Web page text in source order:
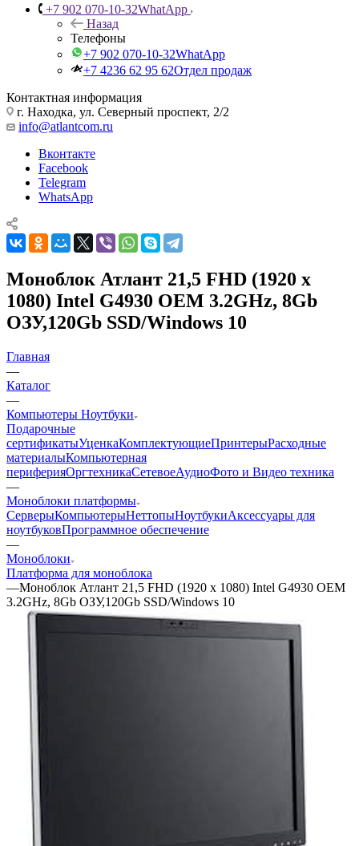
+7 902 070-10-32WhatApp
Назад
Телефоны
+7 902 070-10-32WhatApp
+7 4236 62 95 62Отдел продаж
Контактная информация
г. Находка, ул. Северный проспект, 2/2
info@atlantcom.ru
Вконтакте
Facebook
Telegram
WhatsApp
Моноблок Атлант 21,5 FHD (1920 x
1080) Intel G4930 OEM 3.2GHz, 8Gb
ОЗУ,120Gb SSD/Windows 10
Главная
—
Каталог
—
Компьютеры Ноутбуки
Подарочные
сертификатыУценкаКомплектующиеПринтерыРасходные
материалыКомпьютерная
периферияОргтехникаСетевоеАудиоФото и Видео техника
—
Моноблоки платформы
СерверыКомпьютерыНеттопыНоутбукиАксессуары для
ноутбуковПрограммное обеспечение
—
Моноблоки
Платформа для моноблока
—Моноблок Атлант 21,5 FHD (1920 x 1080) Intel G4930 OEM
3.2GHz, 8Gb ОЗУ,120Gb SSD/Windows 10